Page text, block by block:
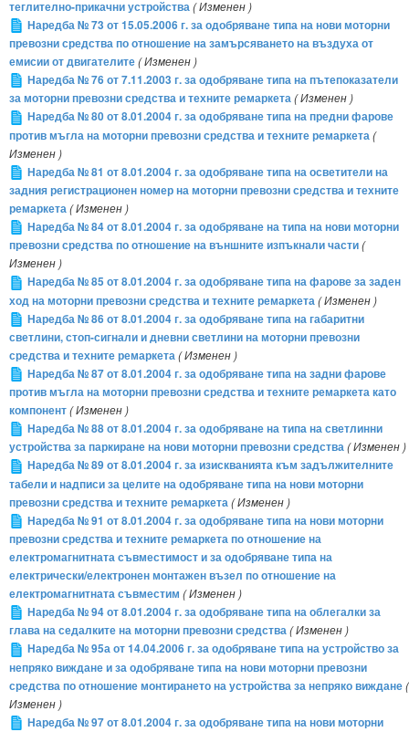
теглително-прикачни устройства( Изменен )
Наредба № 73 от 15.05.2006 г. за одобряване типа на нови моторни
превозни средства по отношение на замърсяването на въздуха от
емисии от двигателите( Изменен )
Наредба № 76 от 7.11.2003 г. за одобряване типа на пътепоказатели
за моторни превозни средства и техните ремаркета( Изменен )
Наредба № 80 от 8.01.2004 г. за одобряване типа на предни фарове
против мъгла на моторни превозни средства и техните ремаркета(
Изменен )
Наредба № 81 от 8.01.2004 г. за одобряване типа на осветители на
задния регистрационен номер на моторни превозни средства и техните
ремаркета( Изменен )
Наредба № 84 от 8.01.2004 г. за одобряване на типа на нови моторни
превозни средства по отношение на външните изпъкнали части(
Изменен )
Наредба № 85 от 8.01.2004 г. за одобряване типа на фарове за заден
ход на моторни превозни средства и техните ремаркета( Изменен )
Наредба № 86 от 8.01.2004 г. за одобряване типа на габаритни
светлини, стоп-сигнали и дневни светлини на моторни превозни
средства и техните ремаркета( Изменен )
Наредба № 87 от 8.01.2004 г. за одобряване типа на задни фарове
против мъгла на моторни превозни средства и техните ремаркета като
компонент( Изменен )
Наредба № 88 от 8.01.2004 г. за одобряване на типа на светлинни
устройства за паркиране на нови моторни превозни средства( Изменен )
Наредба № 89 от 8.01.2004 г. за изискванията към задължителните
табели и надписи за целите на одобряване типа на нови моторни
превозни средства и техните ремаркета( Изменен )
Наредба № 91 от 8.01.2004 г. за одобряване типа на нови моторни
превозни средства и техните ремаркета по отношение на
електромагнитната съвместимост и за одобряване типа на
електрически/електронен монтажен възел по отношение на
електромагнитната съвместим ( Изменен )
Наредба № 94 от 8.01.2004 г. за одобряване типа на облегалки за
глава на седалките на моторни превозни средства( Изменен )
Наредба № 95а от 14.04.2006 г. за одобряване типа на устройство за
непряко виждане и за одобряване типа на нови моторни превозни
средства по отношение монтирането на устройства за непряко виждане(
Изменен )
Наредба № 97 от 8.01.2004 г. за одобряване типа на нови моторни